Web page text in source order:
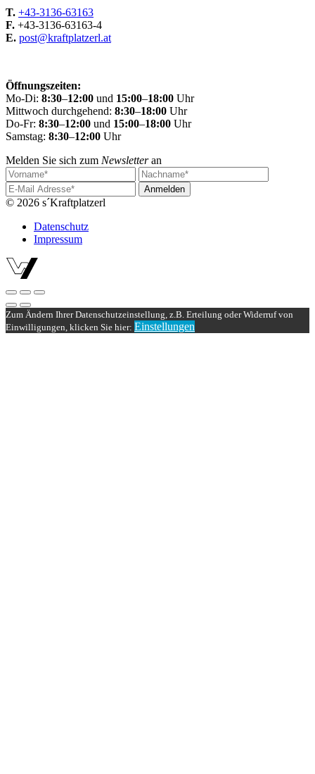
T. +43-3136-63163
F. +43-3136-63163-4
E. post@kraftplatzerl.at
Öffnungszeiten:
Mo-Di: 8:30–12:00 und 15:00–18:00 Uhr
Mittwoch durchgehend: 8:30–18:00 Uhr
Do-Fr: 8:30–12:00 und 15:00–18:00 Uhr
Samstag: 8:30–12:00 Uhr
Melden Sie sich zum Newsletteran
Vorname:
Nachname:
address:
© 2026 s´Kraftplatzerl
Datenschutz
Impressum
Zum Ändern Ihrer Datenschutzeinstellung, z.B. Erteilung oder Widerruf von
Einwilligungen, klicken Sie hier: Einstellungen